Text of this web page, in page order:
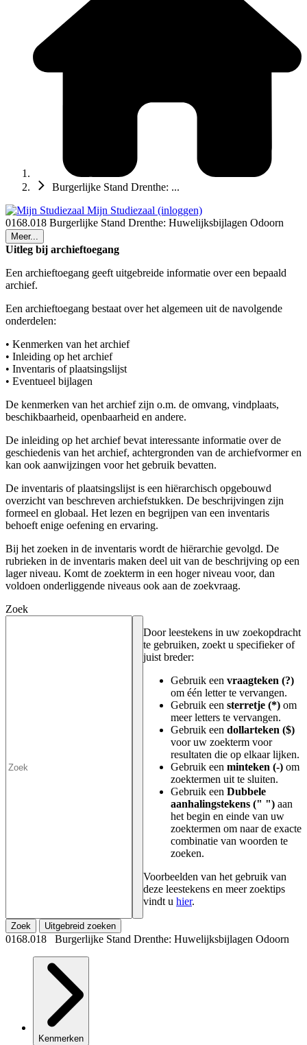
Burgerlijke Stand Drenthe: ...
Mijn Studiezaal (inloggen)
0168.018 Burgerlijke Stand Drenthe: Huwelijksbijlagen Odoorn
Meer...
Uitleg bij archieftoegang
Een archieftoegang geeft uitgebreide informatie over een bepaald
archief.
Een archieftoegang bestaat over het algemeen uit de navolgende
onderdelen:
• Kenmerken van het archief
• Inleiding op het archief
• Inventaris of plaatsingslijst
• Eventueel bijlagen
De kenmerken van het archief zijn o.m. de omvang, vindplaats,
beschikbaarheid, openbaarheid en andere.
De inleiding op het archief bevat interessante informatie over de
geschiedenis van het archief, achtergronden van de archiefvormer en
kan ook aanwijzingen voor het gebruik bevatten.
De inventaris of plaatsingslijst is een hiërarchisch opgebouwd
overzicht van beschreven archiefstukken. De beschrijvingen zijn
formeel en globaal. Het lezen en begrijpen van een inventaris
behoeft enige oefening en ervaring.
Bij het zoeken in de inventaris wordt de hiërarchie gevolgd. De
rubrieken in de inventaris maken deel uit van de beschrijving op een
lager niveau. Komt de zoekterm in een hoger niveau voor, dan
voldoen onderliggende niveaus ook aan de zoekvraag.
Zoek
Door leestekens in uw zoekopdracht
te gebruiken, zoekt u specifieker of
juist breder:
Gebruik een vraagteken (?)
om één letter te vervangen.
Gebruik een sterretje (*) om
meer letters te vervangen.
Gebruik een dollarteken ($)
voor uw zoekterm voor
resultaten die op elkaar lijken.
Gebruik een minteken (-) om
zoektermen uit te sluiten.
Gebruik een Dubbele
aanhalingstekens (" ") aan
het begin en einde van uw
zoektermen om naar de exacte
combinatie van woorden te
zoeken.
Voorbeelden van het gebruik van
deze leestekens en meer zoektips
vindt u hier.
Zoek Uitgebreid zoeken
0168.018 Burgerlijke Stand Drenthe: Huwelijksbijlagen Odoorn
Kenmerken